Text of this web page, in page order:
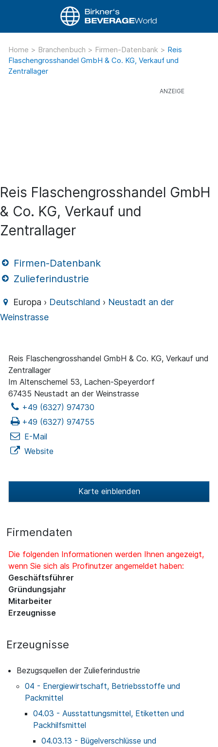
Home > Branchenbuch > Firmen-Datenbank > Reis
Flaschengrosshandel GmbH & Co. KG, Verkauf und
Zentrallager
Reis Flaschengrosshandel GmbH
& Co. KG, Verkauf und
Zentrallager
Firmen-Datenbank
Zulieferindustrie
Europa › Deutschland › Neustadt an der
Weinstrasse
Reis Flaschengrosshandel GmbH & Co. KG, Verkauf und
Zentrallager
Im Altenschemel 53, Lachen-Speyerdorf
67435 Neustadt an der Weinstrasse
+49 (6327) 974730
+49 (6327) 974755
E-Mail
Website
Karte einblenden
Firmendaten
Die folgenden Informationen werden Ihnen angezeigt,
wenn Sie sich als Profinutzer angemeldet haben:
Geschäftsführer
Gründungsjahr
Mitarbeiter
Erzeugnisse
Erzeugnisse
Bezugsquellen der Zulieferindustrie
04 - Energiewirtschaft, Betriebsstoffe und
Packmittel
04.03 - Ausstattungsmittel, Etiketten und
Packhilfsmittel
04.03.13 - Bügelverschlüsse und